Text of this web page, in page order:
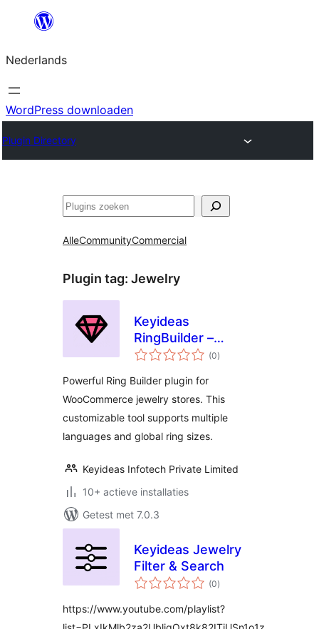
de
inhoud
Nederlands
WordPress downloaden
Plugin Directory
Zoeken
AlleCommunityCommercial
Plugin tag: Jewelry
Keyideas
RingBuilder –
Jewelry
(0totaal
waarderingen
)
Powerful Ring Builder plugin for
WooCommerce jewelry stores. This
customizable tool supports multiple
languages and global ring sizes.
Keyideas Infotech Private Limited
10+ actieve installaties
Getest met 7.0.3
Keyideas Jewelry
Filter & Search
(0totaal
waarderingen
)
https://www.youtube.com/playlist?